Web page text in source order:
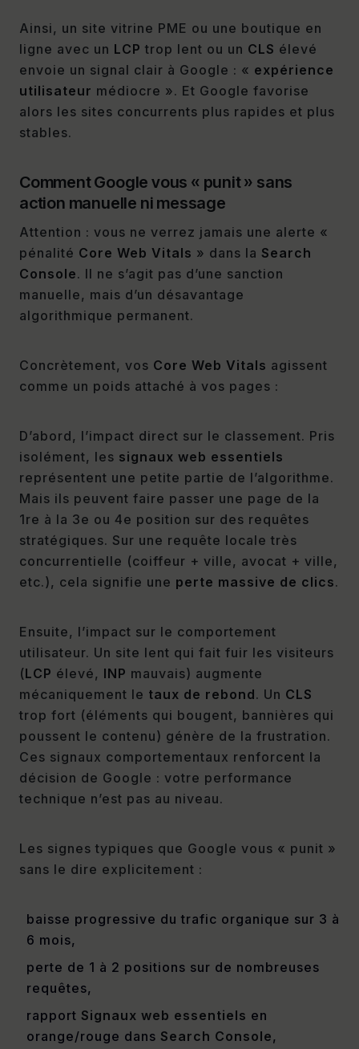
Ainsi, un site vitrine PME ou une boutique en
ligne avec un LCP trop lent ou un CLS élevé
envoie un signal clair à Google : « expérience
utilisateur médiocre ». Et Google favorise
alors les sites concurrents plus rapides et plus
stables.
Comment Google vous « punit » sans
action manuelle ni message
Attention : vous ne verrez jamais une alerte «
pénalité Core Web Vitals » dans la Search
Console. Il ne s’agit pas d’une sanction
manuelle, mais d’un désavantage
algorithmique permanent.
Concrètement, vos Core Web Vitals agissent
comme un poids attaché à vos pages :
D’abord, l’impact direct sur le classement. Pris
isolément, les signaux web essentiels
représentent une petite partie de l’algorithme.
Mais ils peuvent faire passer une page de la
1re à la 3e ou 4e position sur des requêtes
stratégiques. Sur une requête locale très
concurrentielle (coiffeur + ville, avocat + ville,
etc.), cela signifie une perte massive de clics.
Ensuite, l’impact sur le comportement
utilisateur. Un site lent qui fait fuir les visiteurs
(LCP élevé, INP mauvais) augmente
mécaniquement le taux de rebond. Un CLS
trop fort (éléments qui bougent, bannières qui
poussent le contenu) génère de la frustration.
Ces signaux comportementaux renforcent la
décision de Google : votre performance
technique n’est pas au niveau.
Les signes typiques que Google vous « punit »
sans le dire explicitement :
baisse progressive du trafic organique sur 3 à
6 mois,
perte de 1 à 2 positions sur de nombreuses
requêtes,
rapport Signaux web essentiels en
orange/rouge dans Search Console,